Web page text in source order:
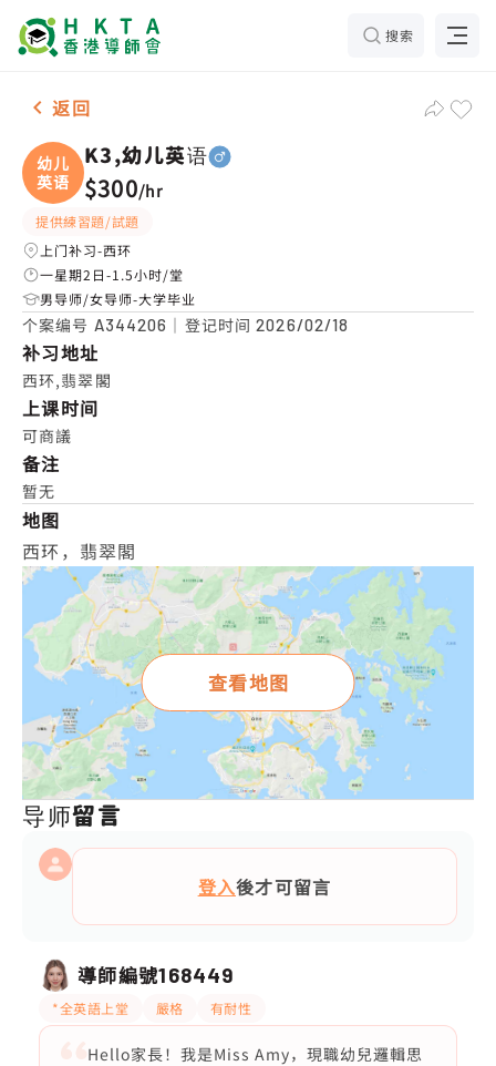
搜索
男-1名 K3,幼儿英语，西环 补习推介
返回
幼儿
英语
K3,幼儿英语
$300/hr
提供練習題/試題
上门补习-西环
一星期2日-1.5小时/堂
男导师/女导师-大学毕业
个案编号 A344206 ｜登记时间2026/02/18
补习地址
西环,翡翠閣
上课时间
可商議
备注
暂无
地图
西环，翡翠閣
查看地图
导师留言
登入後才可留言
導師編號168449
*全英語上堂 嚴格 有耐性
Hello家長！我是Miss Amy，現職幼兒邏輯思